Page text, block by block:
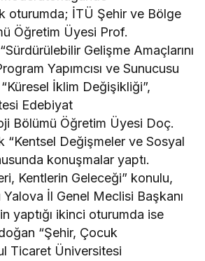
oturumda; İTÜ Şehir ve Bölge
Öğretim Üyesi Prof.
Gelişme Amaçlarını
Yapımcısı ve Sunucusu
İklim Değişikliği”,
Edebiyat
Bölümü Öğretim Üyesi Doç.
“Kentsel Değişmeler ve Sosyal
konuşmalar yaptı.
Kentlerin Geleceği” konulu,
İl Genel Meclisi Başkanı
yaptığı ikinci oturumda ise
“Şehir, Çocuk
Ticaret Üniversitesi